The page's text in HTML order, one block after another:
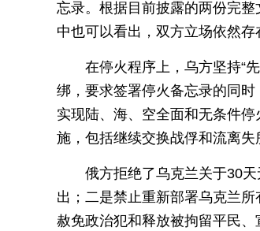
忘录。根据目前披露的两份完
中也可以看出，双方立场依然存
在停火程序上，乌方坚持“
绑，要求签署停火备忘录的同时
实现陆、海、空全面和无条件
施，包括继续交换战俘和流离失
俄方拒绝了乌克兰关于30
出；二是禁止重新部署乌克兰
赦免政治犯和释放被拘留平民